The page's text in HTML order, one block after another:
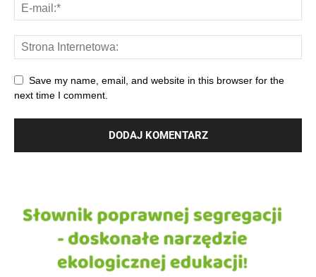
Save my name, email, and website in this browser for the
next time I comment.